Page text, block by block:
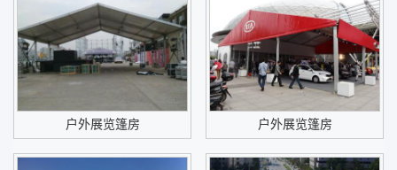
户外展览篷房 户外展览篷房